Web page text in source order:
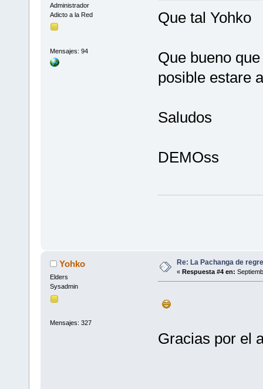
Administrador
Adicto a la Red
Mensajes: 94
Que tal Yohko
Que bueno
posible estare
Saludos
DEMOss
Yohko
Elders
Sysadmin
Mensajes: 327
Re: La Pachanga de
« Respuesta #4 en:
Gracias por el